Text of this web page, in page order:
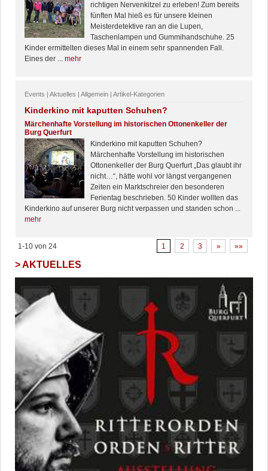
richtigen Nervenkitzel zu erleben! Zum bereits
fünften Mal hieß es für unsere kleinen
Meisterdetektive ran an die Lupen,
Taschenlampen und Gummihandschuhe. 25
Kinder ermittelten dieses Mal in einem sehr spannenden Fall.
Eines der ... mehr
Events | Aktuelles | Allgemein | Artikel-Kategorien
Kinderkino mit kaputten Schuhen?
Märchenhafte Vorstellung im historischen Ottonenkeller der
Burg Querfurt
Kinderkino mit kaputten Schuhen?
Märchenhafte Vorstellung im historischen
Ottonenkeller der Burg Querfurt „Das glaubt ihr
nicht…“, hätte wohl vor längst vergangenen
Zeiten ein Marktschreier den besonderen
Ferientag beschrieben. 50 Kinder wollten das
Kinderkino auf unserer Burg nicht verpassen und standen schon ...
mehr
1-10 von 24 1 2 3 » »»
AKTUELLES